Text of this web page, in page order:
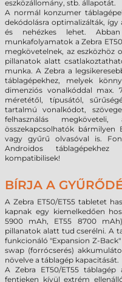
eszközállomány, stb. állapotát.
A normál konzumer
dekódolásra optimalizálták, így
és nehézkes lehet.
munkafolyamatok a Zebra
megkövetelnek, az eszközhöz
pillanatok alatt
munka. A Zebra a
táblagépekhez, melyek
dimenziós vonalkóddal
méretétől, típusától,
tartalmú vonalkódot,
felhasználás
összekapcsolhatók
vagy gyűrű olvasóval is.
Androidos táblagépekhez
kompatibilisek!
BÍRJA A
A Zebra ET50/ET55 tabletet
kapnak egy kiemelkedően
5900 mAh, ET55 8700
pillanatok alatt tud cserélni. A
funkcionáló "Expansion Z-
swap (forrócserés)
növelve a táblagép kapacitását.
A Zebra ET50/ET55
fentieken kívül extrém